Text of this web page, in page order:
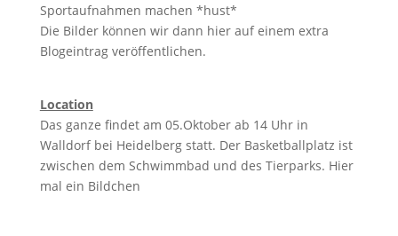
Sportaufnahmen machen *hust*
Die Bilder können wir dann hier auf einem extra
Blogeintrag veröffentlichen.
Location
Das ganze findet am 05.Oktober ab 14 Uhr in
Walldorf bei Heidelberg statt. Der Basketballplatz ist
zwischen dem Schwimmbad und des Tierparks. Hier
mal ein Bildchen